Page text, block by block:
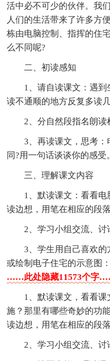
活中必不可少的伙伴。我
人们的生活带来了许多方
栋由电脑控制、指挥的住
么不同呢?
二、初读感知
1、请自读课文：遇到
读不通顺的地方反复多读
2、分自然段指名朗读
3、再读课文，思考
同?用一句话谈谈你的感受。
三、理解课文内容
1、默读课文：看看
读边想，用笔在相应的段
2、学习小组交流、讨
3、学生用自己喜欢
或绘制电子住宅的示意图
……此处隐藏11573个字
1、默读课文，看看
施？那里有哪些奇妙的功
读边想，用笔在相应的段
2、学习小组交流、讨